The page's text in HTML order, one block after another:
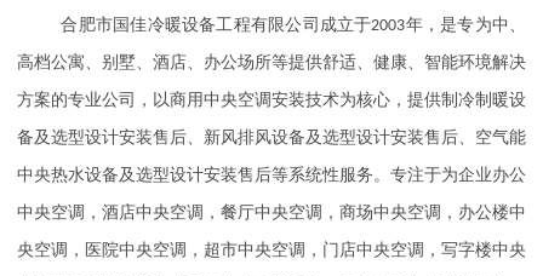
合肥市国佳冷暖设备工程有限公司成立于2003年，是专为中、
高档公寓、别墅、酒店、办公场所等提供舒适、健康、智能环境解决
方案的专业公司，以商用中央空调安装技术为核心，提供制冷制暖设
备及选型设计安装售后、新风排风设备及选型设计安装售后、空气能
中央热水设备及选型设计安装售后等系统性服务。专注于为企业办公
中央空调，酒店中央空调，餐厅中央空调，商场中央空调，办公楼中
央空调，医院中央空调，超市中央空调，门店中央空调，写字楼中央